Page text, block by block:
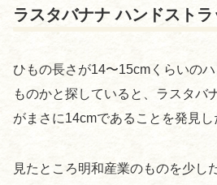
ラスタバナナ ハンドストラ
ひもの長さが14〜15cmくらいの
ものかと探していると、ラスタバ
がまさに14cmであることを発見し
見たところ明和産業のものを少し